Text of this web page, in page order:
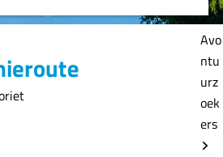
Avo
ntu
urz
oek
ers
Voeg toe als favoriet